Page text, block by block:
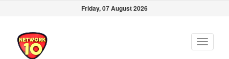
Friday, 07 August 2026
Toggle